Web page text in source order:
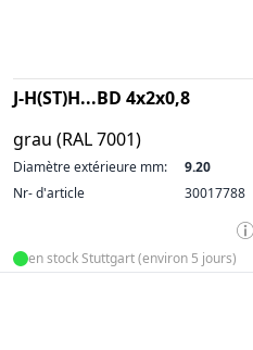
J-H(ST)H...BD 4x2x0,8
grau (RAL 7001)
Diamètre extérieure mm:
9.20
Nr- d'article
30017788
en stock Stuttgart (environ 5 jours)